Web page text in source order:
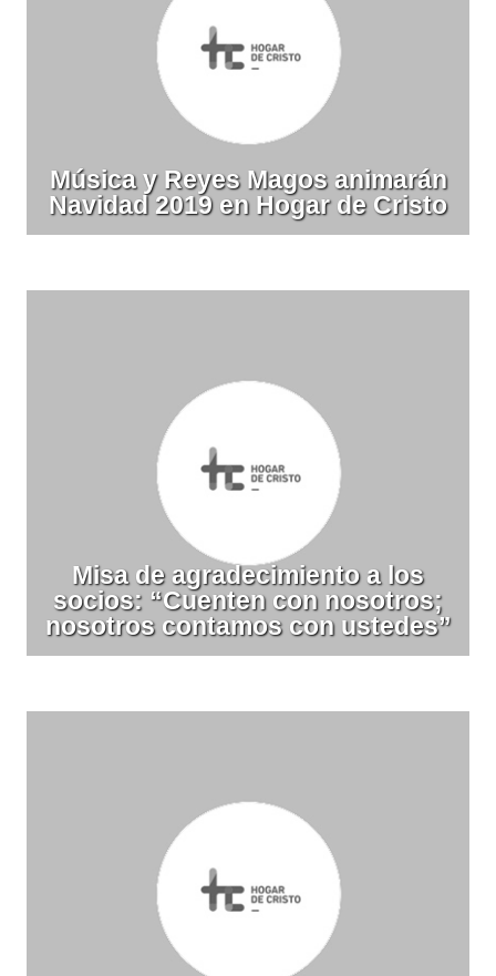
Música y Reyes Magos animarán
Navidad 2019 en Hogar de Cristo
Misa de agradecimiento a los
socios: “Cuenten con nosotros;
nosotros contamos con ustedes”